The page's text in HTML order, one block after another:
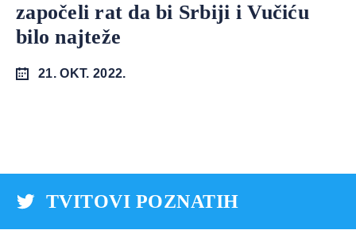
započeli rat da bi Srbiji i Vučiću
bilo najteže
21. OKT. 2022.
TVITOVI POZNATIH